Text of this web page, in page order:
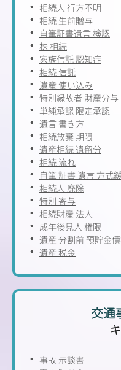
相続人 行方不明
相続 生前贈与
自筆証書遺言 検認
株 相続
家族信託 認知症
相続 信託
遺産 使い込み
特別縁故者 財産分与
単純承認 限定承認
遺言 書き方
相続放棄 期限
遺産相続 遺留分
相続 流れ
自筆 証書 遺言 方式
相続人 廃除
特別 寄与
相続財産 法人
成年後見人 権限
遺産 分割前 預貯金
遺産 税金
交通
事故 示談書